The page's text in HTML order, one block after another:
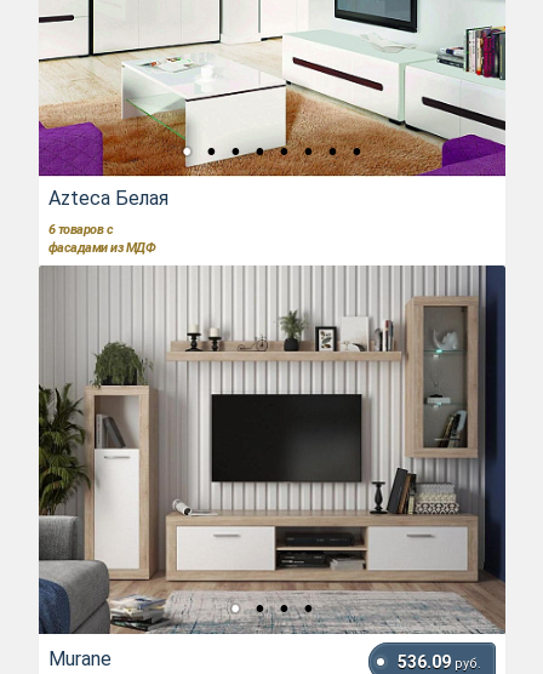
Azteca Белая
6 товаров с
фасадами из МДФ
Murane 536.09 руб.